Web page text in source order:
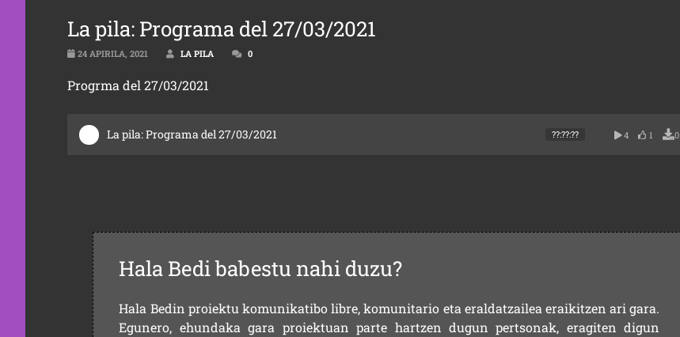
La pila: Programa del 27/03/2021
24 APIRILA, 2021 LA PILA 0
Progrma del 27/03/2021
La pila: Programa del 27/03/2021 ??:??:?? 4 1 0
Hala Bedi babestu nahi duzu?
Hala Bedin proiektu komunikatibo libre, komunitario eta eraldatzailea eraikitzen ari gara.
Egunero, ehundaka gara proiektuan parte hartzen dugun pertsonak, eragiten digun